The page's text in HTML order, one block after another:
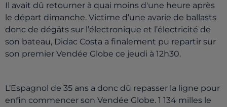
Il avait dû retourner à quai moins d'une heure après
le départ dimanche. Victime d’une avarie de ballasts
donc de dégâts sur l’électronique et l’électricité de
son bateau, Didac Costa a finalement pu repartir sur
son premier Vendée Globe ce jeudi à 12h30.
L’Espagnol de 35 ans a donc dû repasser la ligne pour
enfin commencer son Vendée Globe. 1 134 milles le